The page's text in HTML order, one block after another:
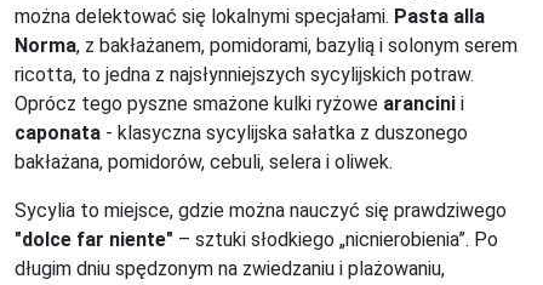
można delektować się lokalnymi specjałami. Pasta alla
Norma, z bakłażanem, pomidorami, bazylią i solonym serem
ricotta, to jedna z najsłynniejszych sycylijskich potraw.
Oprócz tego pyszne smażone kulki ryżowe arancini i
caponata - klasyczna sycylijska sałatka z duszonego
bakłażana, pomidorów, cebuli, selera i oliwek.
Sycylia to miejsce, gdzie można nauczyć się prawdziwego
"dolce far niente" – sztuki słodkiego „nicnierobienia”. Po
długim dniu spędzonym na zwiedzaniu i plażowaniu,